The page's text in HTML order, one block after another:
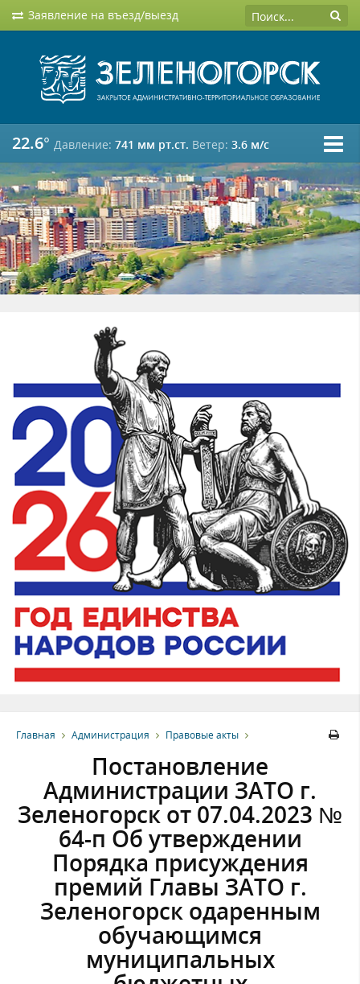
Заявление на въезд/выезд
22.6° Давление: 741 мм рт.ст. Ветер: 3.6 м/c
Главная Администрация Правовые акты
Постановление
Администрации ЗАТО г.
Зеленогорск от 07.04.2023 №
64-п Об утверждении
Порядка присуждения
премий Главы ЗАТО г.
Зеленогорск одаренным
обучающимся
муниципальных